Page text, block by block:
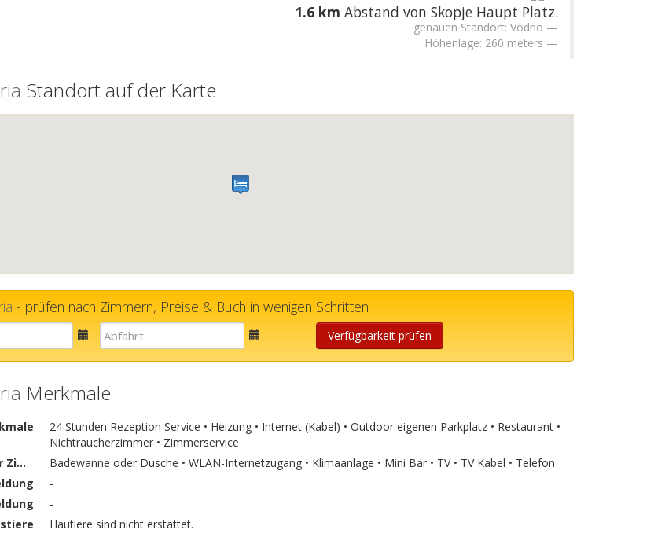
1.6 km Abstand von Skopje Haupt Platz.
genauen Standort: Vodno
Höhenlage: 260 meters
Standort auf der Karte
- prüfen nach Zimmern, Preise & Buch in wenigen Schritten
E-
mail
E-
mail
Verfügbarkeit prüfen
Merkmale
24 Stunden Rezeption Service • Heizung • Internet (Kabel) • Outdoor eigenen Parkplatz • Restaurant •
Nichtraucherzimmer • Zimmerservice
Ausstattung der Zimmer
Badewanne oder Dusche • WLAN-Internetzugang • Klimaanlage • Mini Bar • TV • TV Kabel • Telefon
-
-
Hautiere sind nicht erstattet.